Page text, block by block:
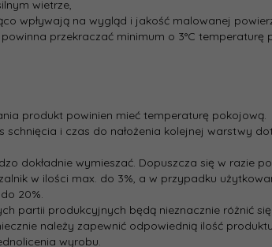
wietrze,
wpływają na wygląd i jakość malowanej
przekraczać minimum o 3°C temperaturę
produkt powinien mieć temperaturę pokojową.
schnięcia i czas do nałożenia kolejnej warstwy
dokładnie wymieszać. Dopuszcza się w razie
w ilości max. do 3%, a w przypadku
20%.
partii produkcyjnych będą nieznacznie różnić
należy zapewnić odpowiednią ilość
wyrobu.